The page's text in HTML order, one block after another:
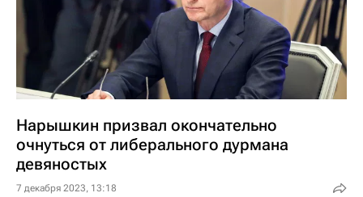
Нарышкин призвал окончательно
очнуться от либерального дурмана
девяностых
7 декабря 2023, 13:18